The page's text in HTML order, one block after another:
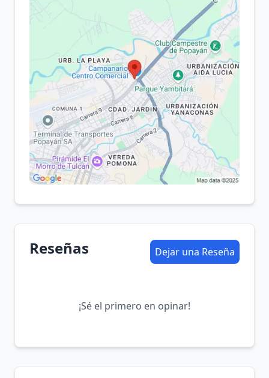
Reseñas Dejar una Reseña
¡Sé el primero en opinar!